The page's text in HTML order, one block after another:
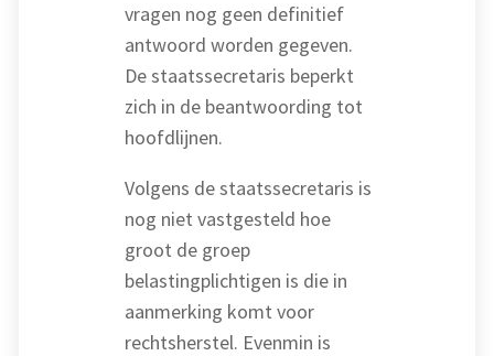
vragen nog geen definitief
antwoord worden gegeven.
De staatssecretaris beperkt
zich in de beantwoording tot
hoofdlijnen.
Volgens de staatssecretaris is
nog niet vastgesteld hoe
groot de groep
belastingplichtigen is die in
aanmerking komt voor
rechtsherstel. Evenmin is